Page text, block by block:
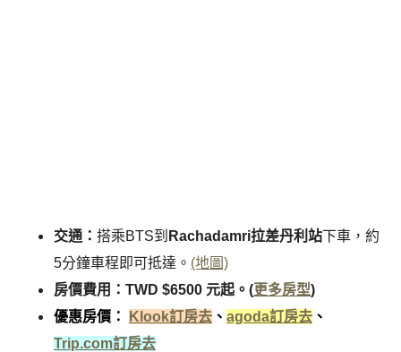
交通： 搭乘BTS到 Rachadamri拉差丹利站下車，約
5分鐘車程即可抵達。 (地圖)
房價費用：TWD $6500 元起。(更多房型)
優惠房價：
Klook訂房去 、 agoda訂房去 、
Trip.com訂房去